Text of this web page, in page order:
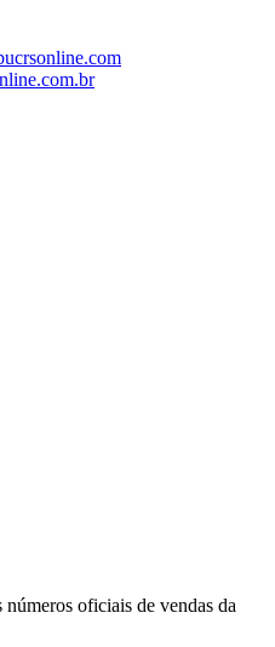
números oficiais de vendas da